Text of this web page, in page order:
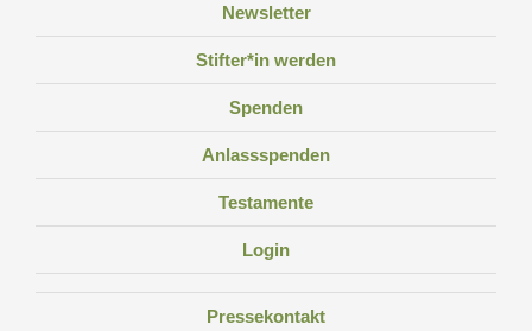
Newsletter
Stifter*in werden
Spenden
Anlassspenden
Testamente
Login
Pressekontakt